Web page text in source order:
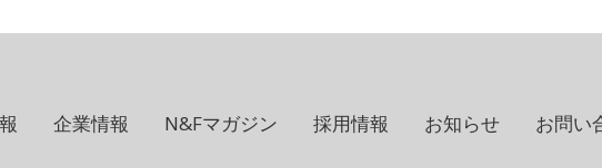
企業情報 N&Fマガジン 採用情報 お知らせ お問い